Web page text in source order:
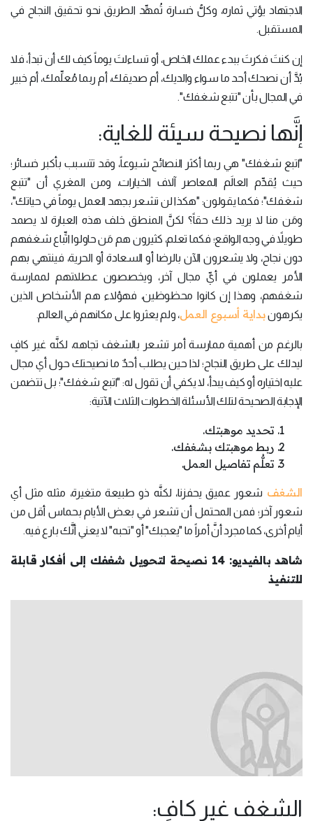
الاجتهاد يؤتي ثماره، وكلُّ خسارة تُمهِّد الطريق نحو تحقيق النجاح في
المستقبل.
إن كنتَ فكرتَ ببدء عملك الخاص، أو تساءلتَ يوماً كيف لك أن تبدأ، فلا
بُدَّ أن نصحك أحد ما سواء والديك، أم صديقك، أم ربما مُعلِّمك، أم خبير
في المجال بأن "تتبع شغفك".
إنَّها نصيحة سيئة للغاية:
"اتبع شغفك" هي ربما أكثر النصائح شيوعاً، وقد تتسبب بأكبر خسائر؛
حيث يُقدِّم العالَم المعاصر آلاف الخيارات، ومن المغري أن "تتبع
شغفك"؛ فكما يقولون: "هكذا لن تشعر بجهد العمل يوماً في حياتك"،
ومَن منا لا يريد ذلك حقاً؟ لكنَّ المنطق خلف هذه العبارة لا يصمد
طويلاً في وجه الواقع؛ فكما تعلم، كثيرون هم مَن حاولوا اتِّباع شغفهم
دون نجاح، ولا يشعرون الآن بالرضا أو السعادة أو الحرية، فينتهي بهم
الأمر يعملون في أيِّ مجال آخر، ويخصصون عطلاتهم لممارسة
شغفهم، وهذا إن كانوا محظوظين، فهؤلاء هم الأشخاص الذين
يكرهونبداية أسبوع العمل، ولم يعثروا على مكانهم في العالم.
بالرغم من أهمية ممارسة أمر تشعر بالشغف تجاهه، لكنَّه غير كافٍ
ليدلك على طريق النجاح؛ لذا حين يطلب أحدٌ ما نصيحتك حول أي مجال
عليه اختياره أو كيف يبدأ، لا يكفي أن تقول له: "اتبع شغفك"؛ بل تتضمن
الإجابة الصحيحة لتلك الأسئلة الخطوات الثلاث الآتية:
تحديد موهبتك.
ربط موهبتك بشغفك.
تعلُّم تفاصيل العمل.
الشغف شعور عميق يحفزنا، لكنَّه ذو طبيعة متغيرة، مثله مثل أي
شعور آخر؛ فمن المحتمل أن تشعر في بعض الأيام بحماس أقل من
أيام أخرى، كما مجرد أنَّ أمراً ما "يعجبك" أو "تحبه" لا يعني أنَّك بارع فيه.
شاهد بالفيديو: 14 نصيحة لتحويل شغفك إلى أفكار قابلة
للتنفيذ
الشغف غير كافٍ: